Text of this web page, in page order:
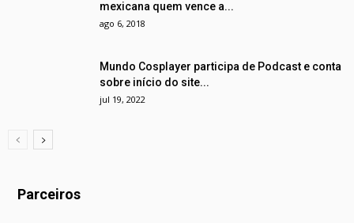
mexicana quem vence a...
ago 6, 2018
Mundo Cosplayer participa de Podcast e conta
sobre início do site...
jul 19, 2022
Parceiros